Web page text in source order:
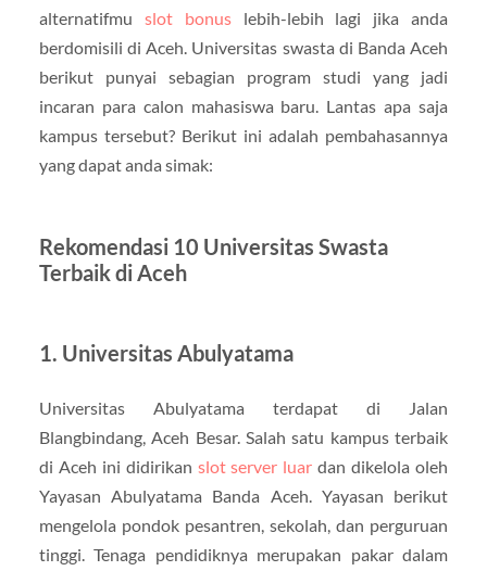
alternatifmu slot bonuslebih-lebih lagi jika anda
berdomisili di Aceh. Universitas swasta di Banda Aceh
berikut punyai sebagian program studi yang jadi
incaran para calon mahasiswa baru. Lantas apa saja
kampus tersebut? Berikut ini adalah pembahasannya
yang dapat anda simak:
Rekomendasi 10 Universitas Swasta
Terbaik di Aceh
1. Universitas Abulyatama
Universitas Abulyatama terdapat di Jalan
Blangbindang, Aceh Besar. Salah satu kampus terbaik
di Aceh ini didirikan slot server luar dan dikelola oleh
Yayasan Abulyatama Banda Aceh. Yayasan berikut
mengelola pondok pesantren, sekolah, dan perguruan
tinggi. Tenaga pendidiknya merupakan pakar dalam